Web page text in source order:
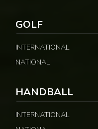
GOLF
INTERNATIONAL
NATIONAL
HANDBALL
INTERNATIONAL